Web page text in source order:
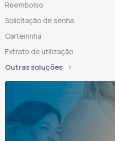
Reembolso
Solicitação de senha
Carteirinha
Extrato de utilização
Outras soluções